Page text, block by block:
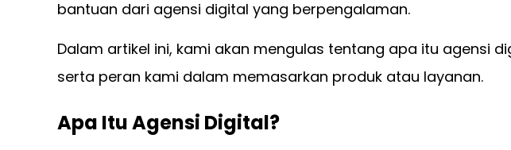
bantuan dari agensi digital yang berpengalaman.
Dalam artikel ini, kami akan mengulas tentang apa itu agensi
serta peran kami dalam memasarkan produk atau layanan.
Apa Itu Agensi Digital?